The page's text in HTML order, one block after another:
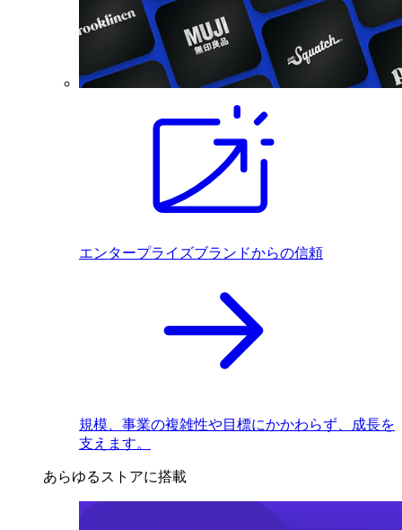
エンタープライズブランドからの信頼
規模、事業の複雑性や目標にかかわらず、成長を
支えます。
あらゆるストアに搭載